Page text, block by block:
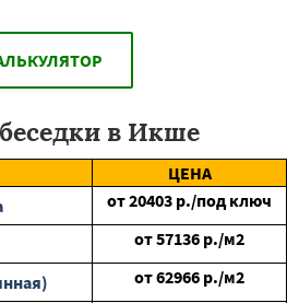
в Икше
ЦЕНА
от20403 р./под ключ
от57136 р./м2
от62966 р./м2